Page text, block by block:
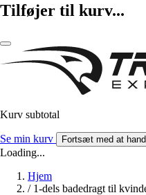
Tilføjer til kurv...
Kurv subtotal
Se min kurv Fortsæt med at
Loading...
Hjem
/ 1-dels badedragt til